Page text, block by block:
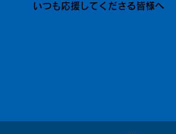
いつも応援してくださる皆様へ